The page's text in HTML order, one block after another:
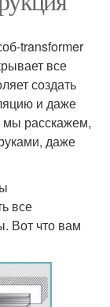
transformer
все
создать
и даже
мы расскажем,
даже
все
Вот что вам